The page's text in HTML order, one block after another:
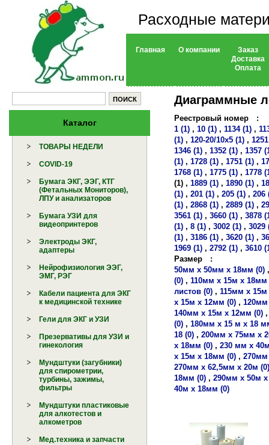
Расходные
Главная О компании
Заказ
Доставка
Оплата
Каталог
ТОВАРЫ НЕДЕЛИ
COVID-19
Бумага ЭКГ, ЭЭГ, КТГ
(Фетальных Мониторов),
ЛПУ и анализаторов
Бумага УЗИ для
видеопринтеров
Электроды ЭКГ,
адаптеры
Нейрофизиология ЭЭГ,
ЭМГ, РЭГ
Кабели пациента для ЭКГ
к медицинской технике
Гели для ЭКГ и УЗИ
Презервативы для УЗИ и
гинекология
Мундштуки (загубники)
для спирометрии,
турбины, зажимы,
фильтры
Мундштуки пластиковые
для алкотестов и
алкометров
Мед.техника и запчасти
Диаграммные
Реестровый номер
:
1 (1) , 10 (1) , 1134 (1) ,
(1) , 120-20/10х5 (1) ,
1346 (1) , 1352 (1) , 1357
(1) , 1728 (1) , 1751 (1) ,
1768 (1) , 1775 (1) , 1778
(1) , 1889 (1) , 1890 (1) ,
(1) , 201 (1) , 205 (1) , 206
(1) , 2868 (1) , 2889 (1) ,
3561 (1) , 3660 (1) , 3878
(1) , 8 (1) , 3002 (1) , 3029
(1) , 3186 (1) , 3620 (1) ,
1969 (1) , 2792 (1) , 3610
Размер
:
50мм х 50мм х 18мм (0)
(0) , 110мм х 15м х 18мм
листов (0) , 115мм х
х 15м х 12мм (0) , 120мм
140мм х 15м х 12мм (0)
(0) , 180мм х 15 м х 18
18 (0) , 200мм х 75мм х
х 18мм (0) , 230 мм х
х 15м х 18мм (0) , 270мм
270мм х 62,5мм х 20м (0)
18мм (0) , 290мм х 50м
40м х 18мм (0)